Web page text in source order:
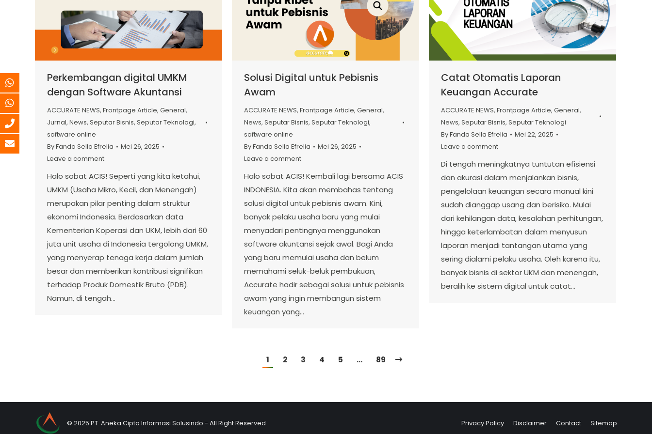
Perkembangan digital UMKM
dengan Software Akuntansi
ACCURATE NEWS, Frontpage Article, General,
Jurnal, News, Seputar Bisnis, Seputar Teknologi,
software online
ByFanda Sella Efrelia
Mei 26, 2025
Leave a comment
Halo sobat ACIS! Seperti yang kita ketahui,
UMKM (Usaha Mikro, Kecil, dan Menengah)
merupakan pilar penting dalam struktur
ekonomi Indonesia. Berdasarkan data
Kementerian Koperasi dan UKM, lebih dari 60
juta unit usaha di Indonesia tergolong UMKM,
yang menyerap tenaga kerja dalam jumlah
besar dan memberikan kontribusi signifikan
terhadap Produk Domestik Bruto (PDB).
Namun, di tengah…
Solusi Digital untuk Pebisnis
Awam
ACCURATE NEWS, Frontpage Article, General,
News, Seputar Bisnis, Seputar Teknologi,
software online
ByFanda Sella Efrelia
Mei 26, 2025
Leave a comment
Halo sobat ACIS! Kembali lagi bersama ACIS
INDONESIA. Kita akan membahas tentang
solusi digital untuk pebisnis awam. Kini,
banyak pelaku usaha baru yang mulai
menyadari pentingnya menggunakan
software akuntansi sejak awal. Bagi Anda
yang baru memulai usaha dan belum
memahami seluk-beluk pembukuan,
Accurate hadir sebagai solusi untuk pebisnis
awam yang ingin membangun sistem
keuangan yang…
Catat Otomatis Laporan
Keuangan Accurate
ACCURATE NEWS, Frontpage Article, General,
News, Seputar Bisnis, Seputar Teknologi
ByFanda Sella Efrelia
Mei 22, 2025
Leave a comment
Di tengah meningkatnya tuntutan efisiensi
dan akurasi dalam menjalankan bisnis,
pengelolaan keuangan secara manual kini
sudah dianggap usang dan berisiko. Mulai
dari kehilangan data, kesalahan perhitungan,
hingga keterlambatan dalam menyusun
laporan menjadi tantangan utama yang
sering dialami pelaku usaha. Oleh karena itu,
banyak bisnis di sektor UKM dan menengah,
beralih ke sistem digital untuk catat…
1 2 3 4 5 … 89
© 2025 PT. Aneka Cipta Informasi Solusindo - All Right Reserved Privacy Policy Disclaimer Contact Sitemap